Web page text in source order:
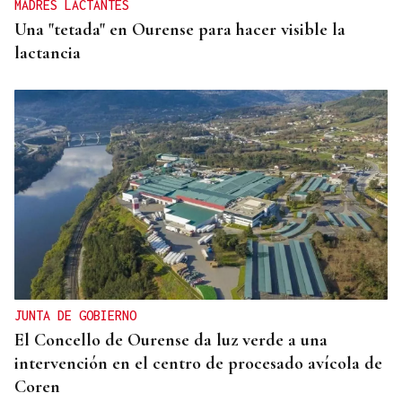
MADRES LACTANTES
Una "tetada" en Ourense para hacer visible la
lactancia
JUNTA DE GOBIERNO
El Concello de Ourense da luz verde a una
intervención en el centro de procesado avícola de
Coren